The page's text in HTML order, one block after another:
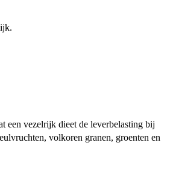
een vezelrijk dieet de leverbelasting bij
volkoren granen, groenten en